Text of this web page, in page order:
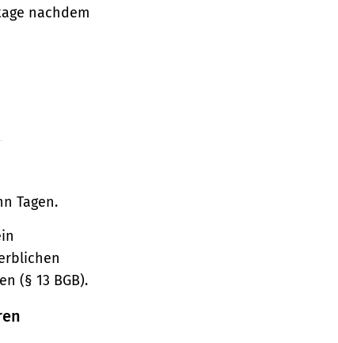
nachdem
Tagen.
(§ 13 BGB).